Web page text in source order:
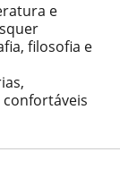
e
filosofia e